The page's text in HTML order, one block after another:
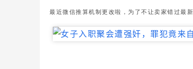
最近微信推算机制更改啦，为了不让卖家错过最